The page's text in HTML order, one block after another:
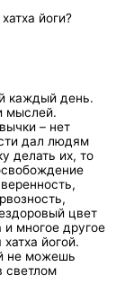
йоги?
каждый день.
мыслей.
– нет
дал людям
делать их, то
цвет
многое другое
йогой.
не можешь
светлом